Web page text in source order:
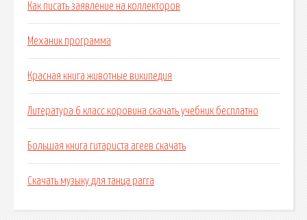
Как писать заявление на коллекторов
Механик программа
Красная книга животные википедия
Литература 6 класс коровина скачать учебник бесплатно
Большая книга гитариста агеев скачать
Скачать музыку для танца рагга